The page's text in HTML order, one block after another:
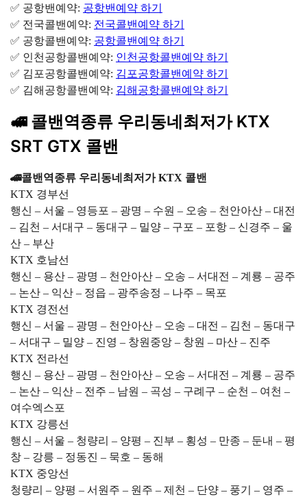
✅ 공항밴예약: 공항밴예약 하기
✅ 전국콜밴예약: 전국콜밴예약 하기
✅ 공항콜밴예약: 공항콜밴예약 하기
✅ 인천공항콜밴예약: 인천공항콜밴예약 하기
✅ 김포공항콜밴예약: 김포공항콜밴예약 하기
✅ 김해공항콜밴예약: 김해공항콜밴예약 하기
🚅 콜밴역종류 우리동네최저가 KTX
SRT GTX 콜밴
🚄콜밴역종류 우리동네최저가 KTX 콜밴
KTX 경부선
행신 – 서울 – 영등포 – 광명 – 수원 – 오송 – 천안아산 – 대전
– 김천 – 서대구 – 동대구 – 밀양 – 구포 – 포항 – 신경주 – 울
산 – 부산
KTX 호남선
행신 – 용산 – 광명 – 천안아산 – 오송 – 서대전 – 계룡 – 공주
– 논산 – 익산 – 정읍 – 광주송정 – 나주 – 목포
KTX 경전선
행신 – 서울 – 광명 – 천안아산 – 오송 – 대전 – 김천 – 동대구
– 서대구 – 밀양 – 진영 – 창원중앙 – 창원 – 마산 – 진주
KTX 전라선
행신 – 용산 – 광명 – 천안아산 – 오송 – 서대전 – 계룡 – 공주
– 논산 – 익산 – 전주 – 남원 – 곡성 – 구례구 – 순천 – 여천 –
여수엑스포
KTX 강릉선
행신 – 서울 – 청량리 – 양평 – 진부 – 횡성 – 만종 – 둔내 – 평
창 – 강릉 – 정동진 – 묵호 – 동해
KTX 중앙선
청량리 – 양평 – 서원주 – 원주 – 제천 – 단양 – 풍기 – 영주 –